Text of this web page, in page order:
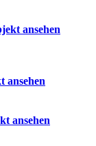
ansehen
ansehen
ansehen